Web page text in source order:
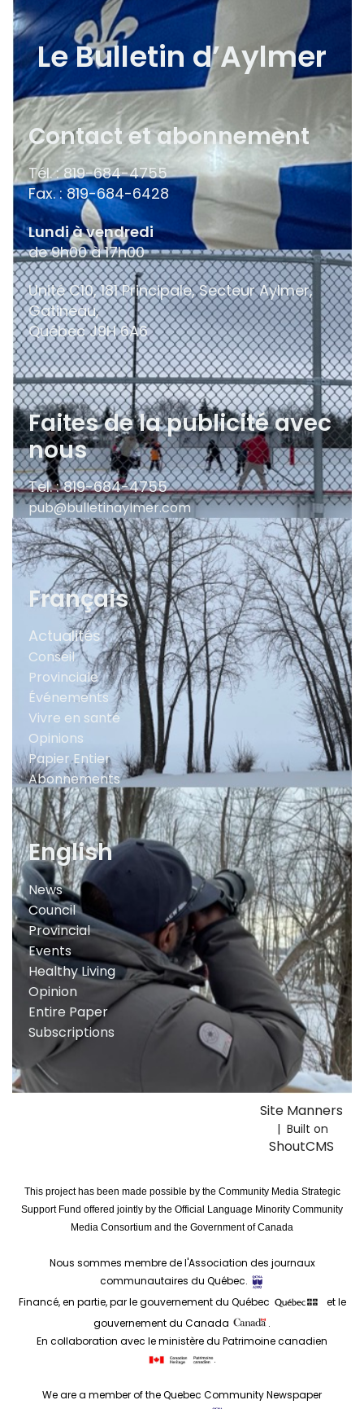
Le Bulletin d’Aylmer
Contact et abonnement
Tél. : 819-684-4755
Fax. : 819-684-6428
Lundi à vendredi
de 9h00 à 17h00
Unité C10, 181 Principale, Secteur Aylmer,
Gatineau,
QuébecJ9H 6A6
Faites de la publicité avec
nous
Tel. : 819-684-4755
pub@bulletinaylmer.com
Français
Actualités
Conseil
Provinciale
Événements
Vivre en santé
Opinions
Papier Entier
Abonnements
English
News
Council
Provincial
Events
Healthy Living
Opinion
Entire Paper
Subscriptions
Site Manners
| Built on
ShoutCMS
This project has been made possible by the Community Media Strategic
Support Fund offered jointly by the Official Language Minority Community
Media Consortium and the Government of Canada
Nous sommes membre de l'Association des journaux
communautaires du Québec.
Financé, en partie, par le gouvernement du Québec
et le
gouvernement du Canada
.
En collaboration avec le ministère du Patrimoine canadien
.
We are a member of the Quebec Community Newspaper